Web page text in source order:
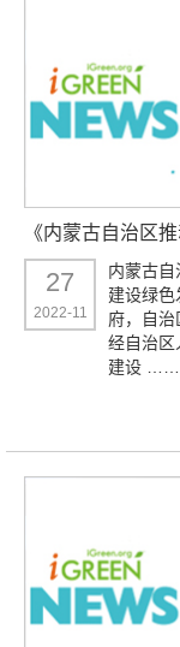
《内蒙古自治区
27
2022-11
内蒙古
建设绿
府，自治
经自治区
建设 ……